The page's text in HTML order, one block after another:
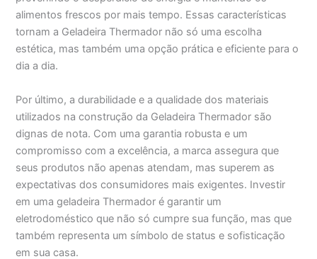
alimentos frescos por mais tempo. Essas características
tornam a Geladeira Thermador não só uma escolha
estética, mas também uma opção prática e eficiente para o
dia a dia.
Por último, a durabilidade e a qualidade dos materiais
utilizados na construção da Geladeira Thermador são
dignas de nota. Com uma garantia robusta e um
compromisso com a excelência, a marca assegura que
seus produtos não apenas atendam, mas superem as
expectativas dos consumidores mais exigentes. Investir
em uma geladeira Thermador é garantir um
eletrodoméstico que não só cumpre sua função, mas que
também representa um símbolo de status e sofisticação
em sua casa.